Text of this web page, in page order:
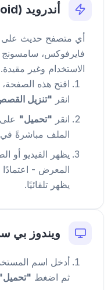
أندرويد (Android)
أي متصفح حديث على
فايرفوكس، سامسونج
الاستخدام وغير مقيدة.
افتح هذه
انقر "تنزيل
انقر "تحميل"
الملف مباشرةً في
يظهر الفيديو أو
المعرض - اعتمادًا
يظهر تلقائيًا.
ويندوز بي
أدخل اسم
ثم اضغط